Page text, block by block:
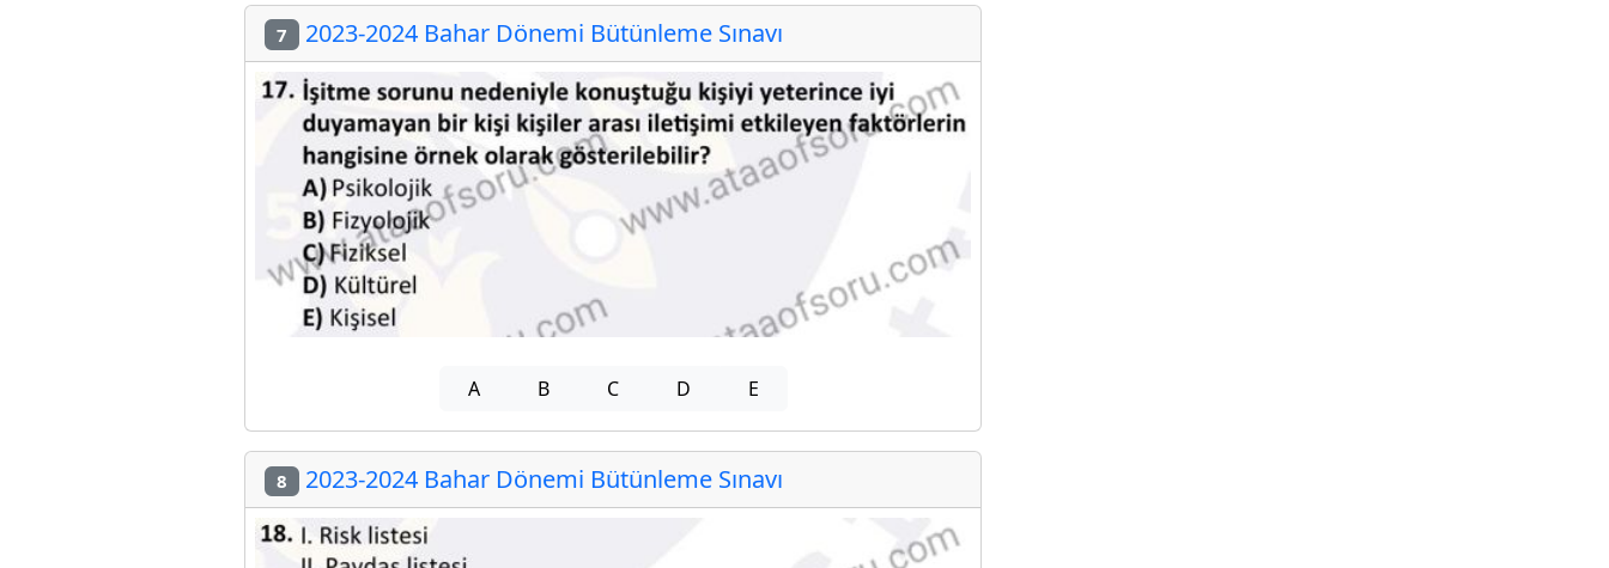
7 2023-2024 Bahar Dönemi Bütünleme Sınavı
A B C D E
8 2023-2024 Bahar Dönemi Bütünleme Sınavı